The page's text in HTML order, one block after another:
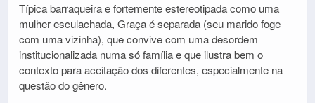
Típica barraqueira e fortemente estereotipada como uma
mulher esculachada, Graça é separada (seu marido foge
com uma vizinha), que convive com uma desordem
institucionalizada numa só família e que ilustra bem o
contexto para aceitação dos diferentes, especialmente na
questão do gênero.